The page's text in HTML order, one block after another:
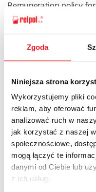
Zgoda
Niniejsza strona
Wykorzystujemy pliki
reklam, aby oferować
analizować ruch w
jak korzystać z naszej
społecznościowe,
mogą łączyć te
danymi od Ciebie lub
z ich usług.
Remuneration policy
Board and members
S.A.
Sprawozdania o